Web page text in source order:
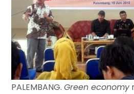
PALEMBANG.Green economy